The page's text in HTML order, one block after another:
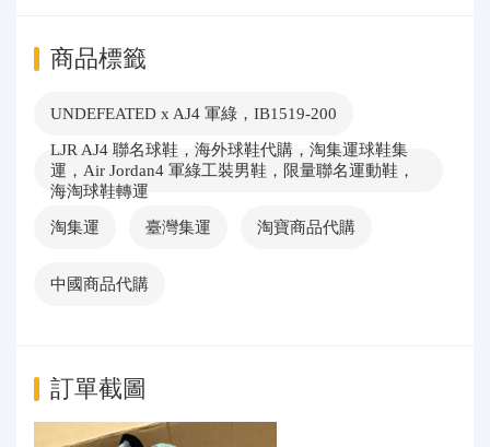
商品標籤
UNDEFEATED x AJ4 軍綠，IB1519-200
LJR AJ4 聯名球鞋，海外球鞋代購，淘集運球鞋集
運，Air Jordan4 軍綠工裝男鞋，限量聯名運動鞋，
海淘球鞋轉運
淘集運 臺灣集運 淘寶商品代購
中國商品代購
訂單截圖